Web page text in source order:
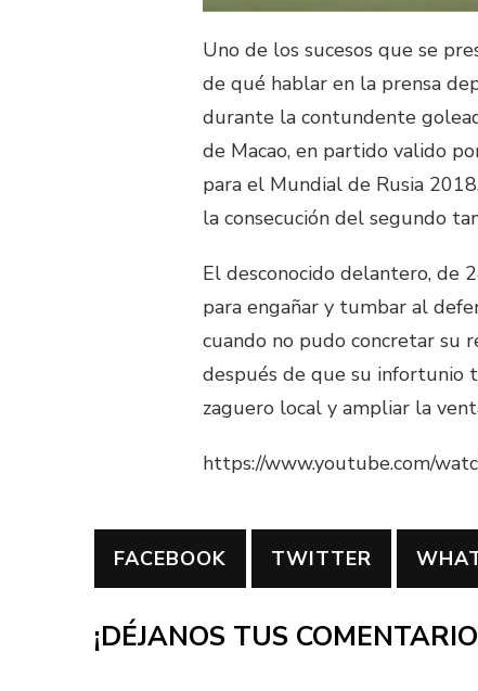
Uno de los sucesos que se
de qué hablar en la prensa
durante la contundente
de Macao, en partido valido
para el Mundial de Rusia
la consecución del segundo
El desconocido delantero, de
para engañar y tumbar al
cuando no pudo concretar su
después de que su infortunio
zaguero local y ampliar la
https://www.youtube.com/
FACEBOOK TWITTER
¡DÉJANOS TUS